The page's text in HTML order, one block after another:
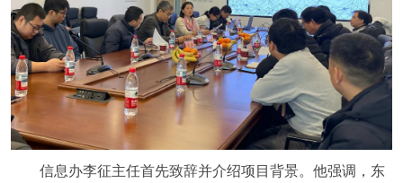
信息办李征主任首先致辞并介绍项目背景。他强调，东